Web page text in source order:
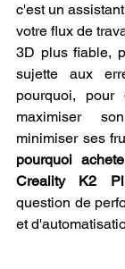
c'est un
votre flux de
3D plus fiable,
sujette aux
pourquoi, pour
maximiser
pourquoi
Creality K2
question de
et